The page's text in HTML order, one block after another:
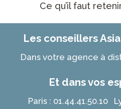
Ce qu’il faut
Les conseillers
Dans votre agence à
Et dans vos
Paris : 01.44.41.50.10